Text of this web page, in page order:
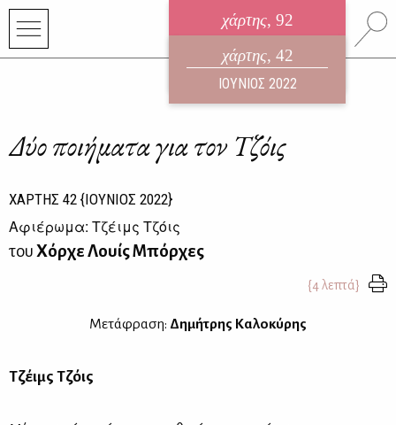
χάρτης, 92
ηλεκτρονικό περιοδικό
ΑΥΓΟΥΣΤΟΣ 2026
χάρτης, 42
ΙΟΥΝΙΟΣ 2022
Δύο ποιήματα για τον Τζόις
ΧΑΡΤΗΣ 42 {ΙΟΥΝΙΟΣ 2022}
Αφιέρωμα: Τζέιμς Τζόις
τουΧόρχε Λουίς Μπόρχες
{4 λεπτά}
Μετάφραση: Δημήτρης Καλοκύρης
Τζέιμς Τζόις